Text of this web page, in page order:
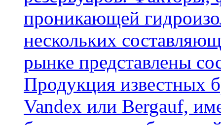
проникающей
нескольких
рынке представлены
Продукция известных
Vandex или Bergauf,